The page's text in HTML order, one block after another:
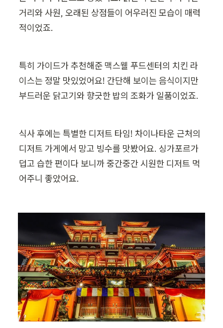
거리와 사원, 오래된 상점들이 어우러진 모습이 매력
적이었죠.
특히 가이드가 추천해준 맥스웰 푸드센터의 치킨 라
이스는 정말 맛있었어요! 간단해 보이는 음식이지만
부드러운 닭고기와 향긋한 밥의 조화가 일품이었죠.
식사 후에는 특별한 디저트 타임! 차이나타운 근처의
디저트 가게에서 망고 빙수를 맛봤어요. 싱가포르가
덥고 습한 편이다 보니까 중간중간 시원한 디저트 먹
어주니 좋았어요.